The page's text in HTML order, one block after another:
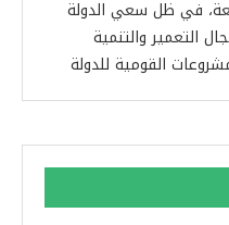
في ظل سعي الدولة
التعمير والتنمية
القومية للدولة